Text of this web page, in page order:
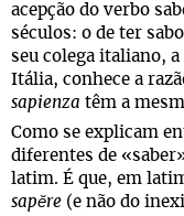
acepção do verbo
séculos: o de ter
seu colega italiano,
Itália, conhece a
sapienza têm a
Como se explicam
diferentes de
latim. É que, em
sapĕre (e não do